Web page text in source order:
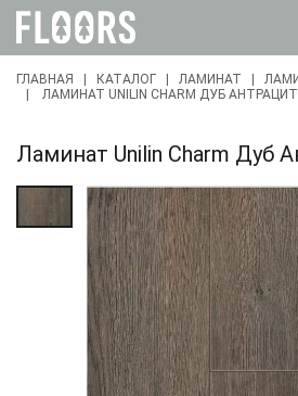
О КОМПАНИИ
КОНТАКТЫ
АКЦИИ
ГЛАВНАЯ КАТАЛОГ ЛАМИНАТ
ЛАМИНАТ UNILIN CHARM ДУБ АНТРАЦИТ
Ламинат Unilin Charm Дуб